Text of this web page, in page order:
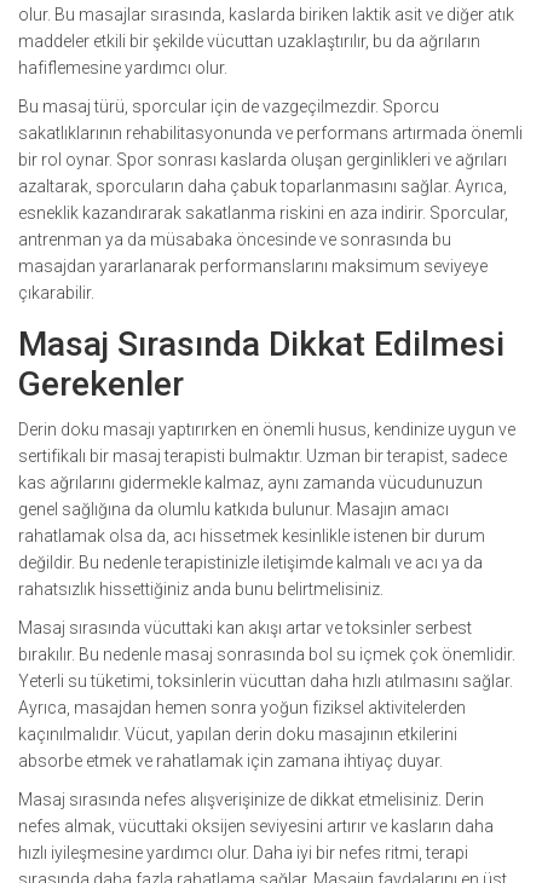
olur. Bu masajlar sırasında, kaslarda biriken laktik asit ve diğer atık
maddeler etkili bir şekilde vücuttan uzaklaştırılır, bu da ağrıların
hafiflemesine yardımcı olur.
Bu masaj türü, sporcular için de vazgeçilmezdir. Sporcu
sakatlıklarının rehabilitasyonunda ve performans artırmada önemli
bir rol oynar. Spor sonrası kaslarda oluşan gerginlikleri ve ağrıları
azaltarak, sporcuların daha çabuk toparlanmasını sağlar. Ayrıca,
esneklik kazandırarak sakatlanma riskini en aza indirir. Sporcular,
antrenman ya da müsabaka öncesinde ve sonrasında bu
masajdan yararlanarak performanslarını maksimum seviyeye
çıkarabilir.
Masaj Sırasında Dikkat Edilmesi
Gerekenler
Derin doku masajı yaptırırken en önemli husus, kendinize uygun ve
sertifikalı bir masaj terapisti bulmaktır. Uzman bir terapist, sadece
kas ağrılarını gidermekle kalmaz, aynı zamanda vücudunuzun
genel sağlığına da olumlu katkıda bulunur. Masajın amacı
rahatlamak olsa da, acı hissetmek kesinlikle istenen bir durum
değildir. Bu nedenle terapistinizle iletişimde kalmalı ve acı ya da
rahatsızlık hissettiğiniz anda bunu belirtmelisiniz.
Masaj sırasında vücuttaki kan akışı artar ve toksinler serbest
bırakılır. Bu nedenle masaj sonrasında bol su içmek çok önemlidir.
Yeterli su tüketimi, toksinlerin vücuttan daha hızlı atılmasını sağlar.
Ayrıca, masajdan hemen sonra yoğun fiziksel aktivitelerden
kaçınılmalıdır. Vücut, yapılan derin doku masajının etkilerini
absorbe etmek ve rahatlamak için zamana ihtiyaç duyar.
Masaj sırasında nefes alışverişinize de dikkat etmelisiniz. Derin
nefes almak, vücuttaki oksijen seviyesini artırır ve kasların daha
hızlı iyileşmesine yardımcı olur. Daha iyi bir nefes ritmi, terapi